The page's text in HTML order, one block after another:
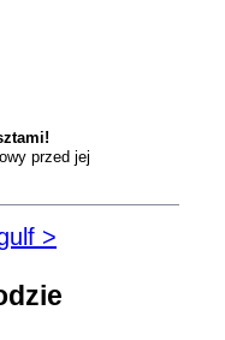
przed jej
>